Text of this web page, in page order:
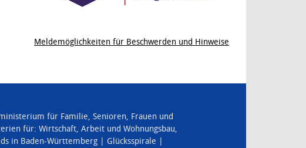
Meldemöglichkeiten für Beschwerden und Hinweise
für Familie, Senioren, Frauen und
für: Wirtschaft, Arbeit und Wohnungsbau,
in Baden-Württemberg
Glücksspirale